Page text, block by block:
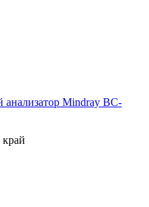
анализатор Mindray BC-